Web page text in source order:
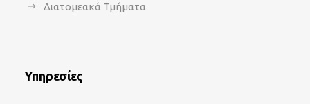
Διατομεακά Τμήματα
Υπηρεσίες